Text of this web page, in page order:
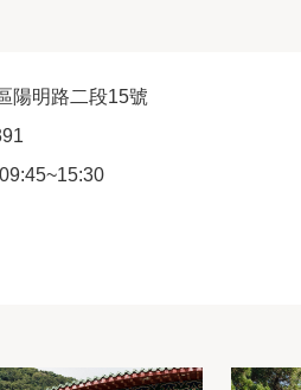
陽明路二段15號